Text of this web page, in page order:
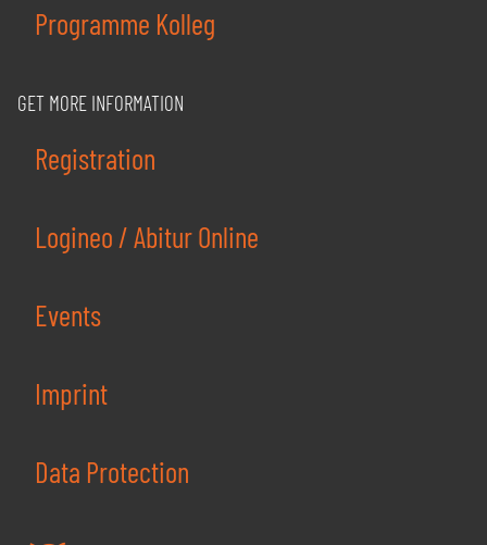
Programme Kolleg
GET MORE INFORMATION
Registration
Logineo / Abitur Online
Events
Imprint
Data Protection